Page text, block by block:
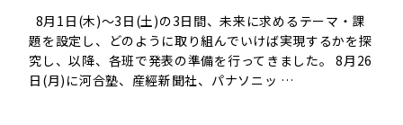
8月1日(木)～3日(土)の3日間、未来に求めるテーマ・課
題を設定し、どのように取り組んでいけば実現するかを探
究し、以降、各班で発表の準備を行ってきました。 8月26
日(月)に河合塾、産經新聞社、パナソニッ …